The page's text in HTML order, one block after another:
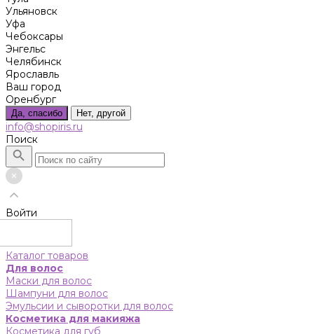
Ульяновск
Уфа
Чебоксары
Энгельс
Челябинск
Ярославль
Ваш город
Оренбург
Да, спасибо Нет, другой
info@shopiris.ru
Поиск
Войти
Каталог товаров
Для волос
Маски для волос
Шампуни для волос
Эмульсии и сыворотки для волос
Косметика для макияжа
Косметика для губ